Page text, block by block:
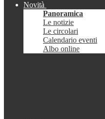
Novità
Panoramica
Le notizie
Le circolari
Calendario eventi
Albo online